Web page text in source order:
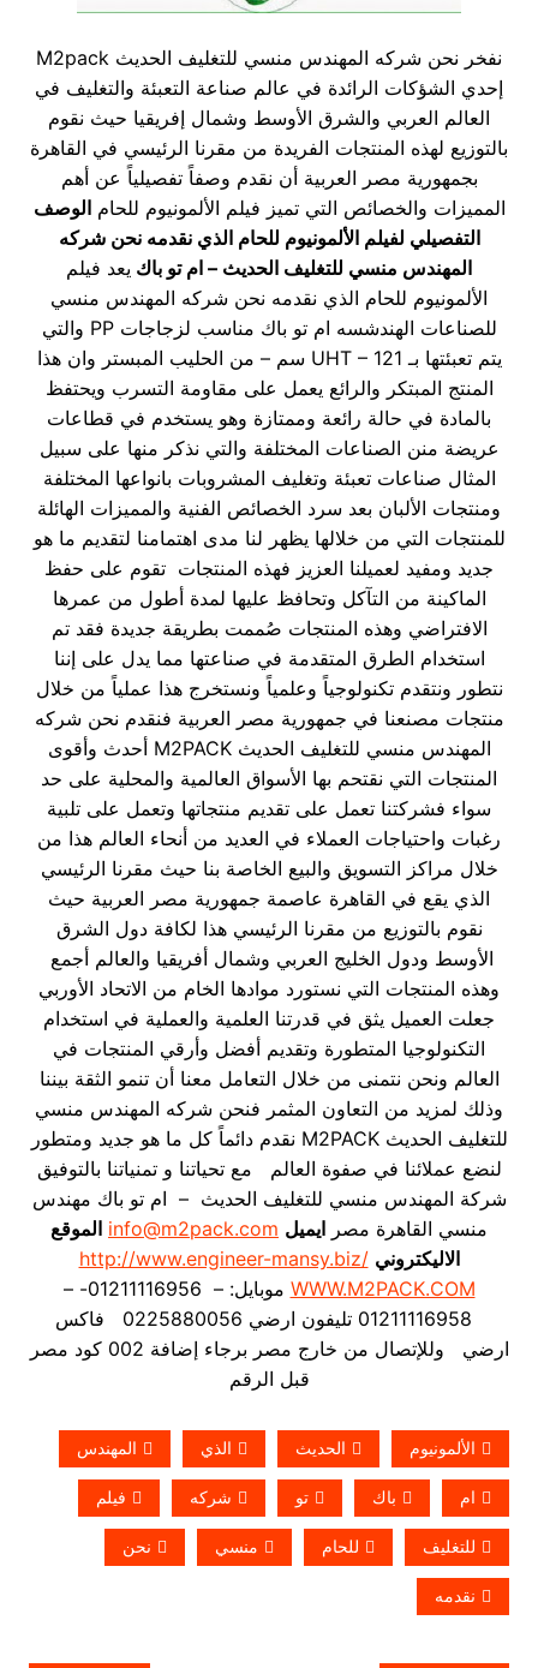
نفخر نحن شركه المهندس منسي للتغليف الحديث M2pack
إحدي الشؤكات الرائدة في عالم صناعة التعبئة والتغليف في
العالم العربي والشرق الأوسط وشمال إفريقيا حيث نقوم
بالتوزيع لهذه المنتجات الفريدة من مقرنا الرئيسي في القاهرة
بجمهورية مصر العربية أن نقدم وصفاً تفصيلياً عن أهم
المميزات والخصائص التي تميز فيلم الألمونيوم للحامالوصف
التفصيلي لفيلم الألمونيوم للحام الذي نقدمه نحن شركه
المهندس منسي للتغليف الحديث – ام تو باك يعد فيلم
الألمونيوم للحام الذي نقدمه نحن شركه المهندس منسي
للصناعات الهندشسه ام تو باك مناسب لزجاجات PP والتي
يتم تعبئتها بـ UHT – 121 سم – من الحليب المبستر وان هذا
المنتج المبتكر والرائع يعمل على مقاومة التسرب ويحتفظ
بالمادة في حالة رائعة وممتازة وهو يستخدم في قطاعات
عريضة منن الصناعات المختلفة والتي نذكر منها على سبيل
المثال صناعات تعبئة وتغليف المشروبات بانواعها المختلفة
ومنتجات الألبان بعد سرد الخصائص الفنية والمميزات الهائلة
للمنتجات التي من خلالها يظهر لنا مدى اهتمامنا لتقديم ما هو
جديد ومفيد لعميلنا العزيز فهذه المنتجات تقوم على حفظ
الماكينة من التآكل وتحافظ عليها لمدة أطول من عمرها
الافتراضي وهذه المنتجات صُممت بطريقة جديدة فقد تم
استخدام الطرق المتقدمة في صناعتها مما يدل على إننا
نتطور ونتقدم تكنولوجياً وعلمياً ونستخرج هذا عملياً من خلال
منتجات مصنعنا في جمهورية مصر العربية فنقدم نحن شركه
المهندس منسي للتغليف الحديث M2PACK أحدث وأقوى
المنتجات التي نقتحم بها الأسواق العالمية والمحلية على حد
سواء فشركتنا تعمل على تقديم منتجاتها وتعمل على تلبية
رغبات واحتياجات العملاء في العديد من أنحاء العالم هذا من
خلال مراكز التسويق والبيع الخاصة بنا حيث مقرنا الرئيسي
الذي يقع في القاهرة عاصمة جمهورية مصر العربية حيث
نقوم بالتوزيع من مقرنا الرئيسي هذا لكافة دول الشرق
الأوسط ودول الخليج العربي وشمال أفريقيا والعالم أجمع
وهذه المنتجات التي نستورد موادها الخام من الاتحاد الأوربي
جعلت العميل يثق في قدرتنا العلمية والعملية في استخدام
التكنولوجيا المتطورة وتقديم أفضل وأرقي المنتجات في
العالم ونحن نتمنى من خلال التعامل معنا أن تنمو الثقة بيننا
وذلك لمزيد من التعاون المثمر فنحن شركه المهندس منسي
للتغليف الحديث M2PACK نقدم دائماً كل ما هو جديد ومتطور
لنضع عملائنا في صفوة العالم مع تحياتنا و تمنياتنا بالتوفيق
شركة المهندس منسي للتغليف الحديث – ام تو باك مهندس
منسي القاهرة مصر ايميل info@m2pack.com الموقع
الاليكتروني http://www.engineer-mansy.biz/
WWW.M2PACK.COM
موبايل: – 01211116956- –
01211116958 تليفون ارضي 0225880056 فاكس
ارضي
وللإتصال من خارج مصر برجاء إضافة 002 كود مصر
قبل الرقم
الألمونيوم الحديث الذي المهندس
ام باك تو شركه فيلم
للتغليف للحام منسي نحن
نقدمه